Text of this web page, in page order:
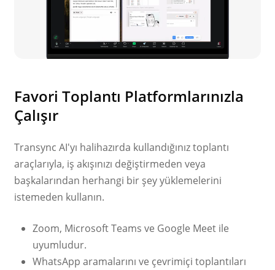
Favori Toplantı Platformlarınızla
Çalışır
Transync AI'yı halihazırda kullandığınız toplantı
araçlarıyla, iş akışınızı değiştirmeden veya
başkalarından herhangi bir şey yüklemelerini
istemeden kullanın.
Zoom, Microsoft Teams ve Google Meet ile
uyumludur.
WhatsApp aramalarını ve çevrimiçi toplantıları